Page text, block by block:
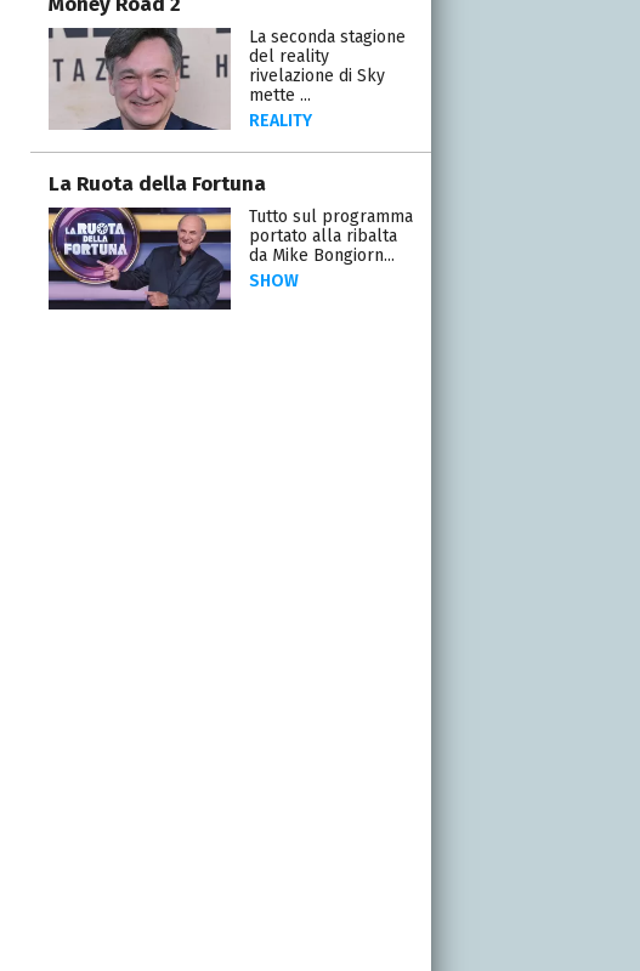
La seconda stagione
del reality
rivelazione di Sky
mette ...
REALITY
La Ruota della Fortuna
Tutto sul programma
portato alla ribalta
da Mike Bongiorn...
SHOW